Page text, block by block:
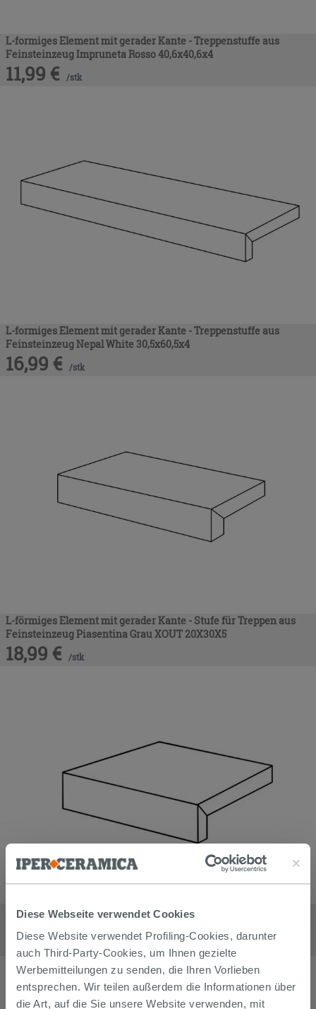
Diese Webseite verwendet Cookies
Diese Website verwendet Profiling-Cookies, darunter
auch Third-Party-Cookies, um Ihnen gezielte
Werbemitteilungen zu senden, die Ihren Vorlieben
entsprechen. Wir teilen außerdem die Informationen über
die Art, auf die Sie unsere Website verwenden, mit
L-formiges Element mit gerader Kante - Treppenstuffe aus
Feinsteinzeug Impruneta Rosso 40,6x40,6x4
11,99 € /stk
L-formiges Element mit gerader Kante - Treppenstuffe aus
Feinsteinzeug Nepal White 30,5x60,5x4
16,99 € /stk
L-förmiges Element mit gerader Kante - Stufe für Treppen aus
Feinsteinzeug Piasentina Grau XOUT 20X30X5
18,99 € /stk
L-formiges Element mit gerader Kante - Treppenstuffe aus
11,99€ / stk